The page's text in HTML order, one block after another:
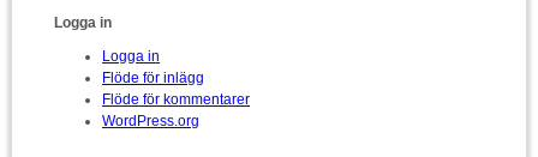
Logga in
Logga in
Flöde för inlägg
Flöde för kommentarer
WordPress.org